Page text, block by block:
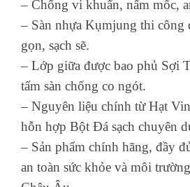
– Chống vi khuẩn, nấm mốc,
– Sàn nhựa Kụmjung thi công
gọn, sạch sẽ.
– Lớp giữa được bao phủ Sợi
tấm sàn chống co ngót.
– Nguyên liệu chính từ Hạt
hỗn hợp Bột Đá sạch chuyên
– Sản phẩm chính hãng, đầy
an toàn sức khỏe và môi